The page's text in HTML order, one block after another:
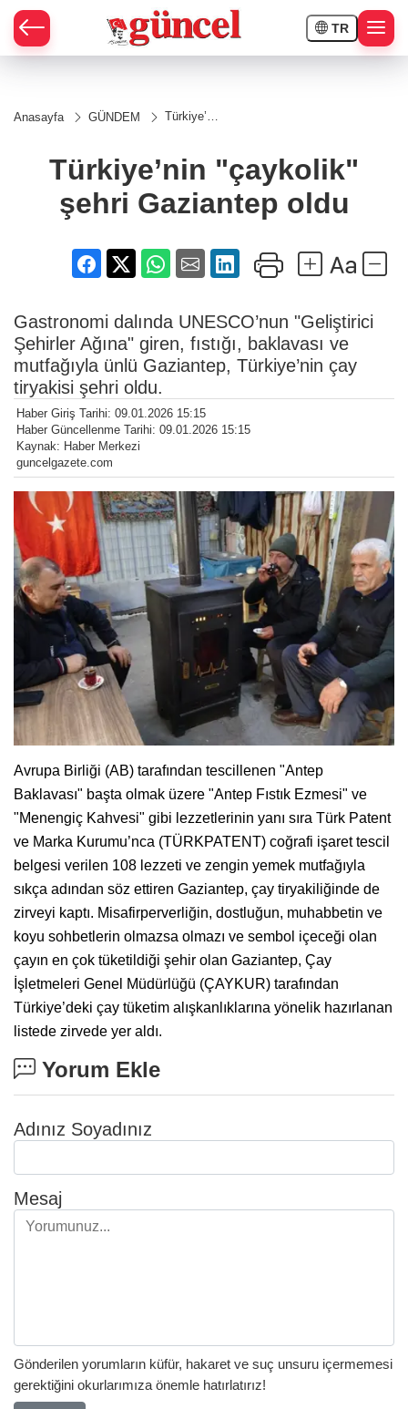
TR
Anasayfa GÜNDEM
Türkiye’nin
Gaziantep
oldu
Türkiye’nin "çaykolik"
şehri Gaziantep oldu
Gastronomi dalında UNESCO’nun "Geliştirici
Şehirler Ağına" giren, fıstığı, baklavası ve
mutfağıyla ünlü Gaziantep, Türkiye’nin çay
tiryakisi şehri oldu.
Haber Giriş Tarihi: 09.01.2026 15:15
Haber Güncellenme Tarihi: 09.01.2026 15:15
Kaynak: Haber Merkezi
guncelgazete.com
Avrupa Birliği (AB) tarafından tescillenen "Antep
Baklavası" başta olmak üzere "Antep Fıstık Ezmesi" ve
"Menengiç Kahvesi" gibi lezzetlerinin yanı sıra Türk Patent
ve Marka Kurumu’nca (TÜRKPATENT) coğrafi işaret tescil
belgesi verilen 108 lezzeti ve zengin yemek mutfağıyla
sıkça adından söz ettiren Gaziantep, çay tiryakiliğinde de
zirveyi kaptı. Misafirperverliğin, dostluğun, muhabbetin ve
koyu sohbetlerin olmazsa olmazı ve sembol içeceği olan
çayın en çok tüketildiği şehir olan Gaziantep, Çay
İşletmeleri Genel Müdürlüğü (ÇAYKUR) tarafından
Türkiye’deki çay tüketim alışkanlıklarına yönelik hazırlanan
listede zirvede yer aldı.
Yorum Ekle
Adınız Soyadınız
Mesaj
Gönderilen yorumların küfür, hakaret ve suç unsuru içermemesi
gerektiğini okurlarımıza önemle hatırlatırız!